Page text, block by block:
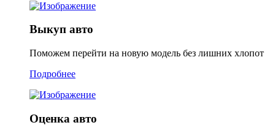
Выкуп авто
Поможем перейти на новую модель без лишних хлопот
Подробнее
Оценка авто